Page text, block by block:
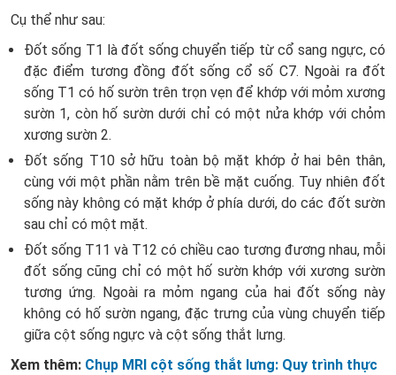
Cụ thể như sau:
Đốt sống T1 là đốt sống chuyển tiếp từ cổ sang ngực, có
đặc điểm tương đồng đốt sống cổ số C7. Ngoài ra đốt
sống T1 có hố sườn trên trọn vẹn để khớp với mỏm xương
sườn 1, còn hố sườn dưới chỉ có một nửa khớp với chỏm
xương sườn 2.
Đốt sống T10 sở hữu toàn bộ mặt khớp ở hai bên thân,
cùng với một phần nằm trên bề mặt cuống. Tuy nhiên đốt
sống này không có mặt khớp ở phía dưới, do các đốt sườn
sau chỉ có một mặt.
Đốt sống T11 và T12 có chiều cao tương đương nhau, mỗi
đốt sống cũng chỉ có một hố sườn khớp với xương sườn
tương ứng. Ngoài ra mỏm ngang của hai đốt sống này
không có hố sườn ngang, đặc trưng của vùng chuyển tiếp
giữa cột sống ngực và cột sống thắt lưng.
Xem thêm: Chụp MRI cột sống thắt lưng: Quy trình thực